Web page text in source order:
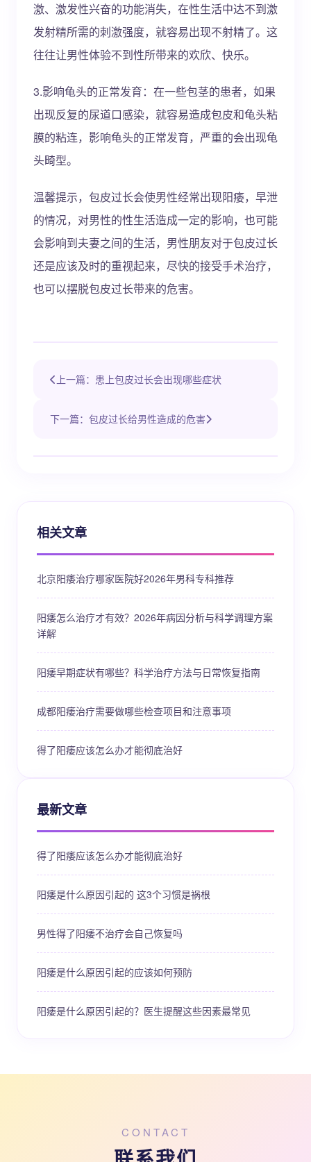
激、激发性兴奋的功能消失，在性生活中达不到激
发射精所需的刺激强度，就容易出现不射精了。这
往往让男性体验不到性所带来的欢欣、快乐。
3.影响龟头的正常发育：在一些包茎的患者，如果
出现反复的尿道口感染，就容易造成包皮和龟头粘
膜的粘连，影响龟头的正常发育，严重的会出现龟
头畸型。
温馨提示，包皮过长会使男性经常出现阳痿，早泄
的情况，对男性的性生活造成一定的影响，也可能
会影响到夫妻之间的生活，男性朋友对于包皮过长
还是应该及时的重视起来，尽快的接受手术治疗，
也可以摆脱包皮过长带来的危害。
上一篇：患上包皮过长会出现哪些症状
下一篇：包皮过长给男性造成的危害
相关文章
北京阳痿治疗哪家医院好2026年男科专科推荐
阳痿怎么治疗才有效？2026年病因分析与科学调理方案
详解
阳痿早期症状有哪些？科学治疗方法与日常恢复指南
成都阳痿治疗需要做哪些检查项目和注意事项
得了阳痿应该怎么办才能彻底治好
最新文章
得了阳痿应该怎么办才能彻底治好
阳痿是什么原因引起的 这3个习惯是祸根
男性得了阳痿不治疗会自己恢复吗
阳痿是什么原因引起的应该如何预防
阳痿是什么原因引起的？医生提醒这些因素最常见
CONTACT